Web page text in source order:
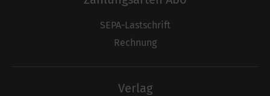
SEPA-Lastschrift
Rechnung
Verlag